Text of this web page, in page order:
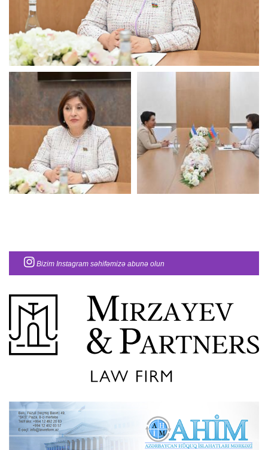
Bizim Instagram səhifəmizə abunə olun